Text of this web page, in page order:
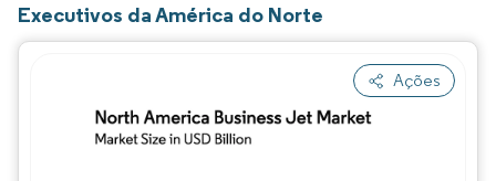
Executivos da América do Norte
Ações